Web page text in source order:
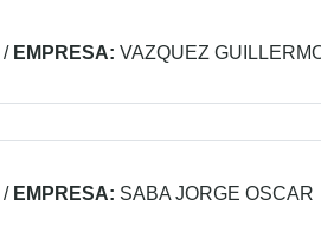
/ EMPRESA: VAZQUEZ
/ EMPRESA: SABA JORGE OSCAR